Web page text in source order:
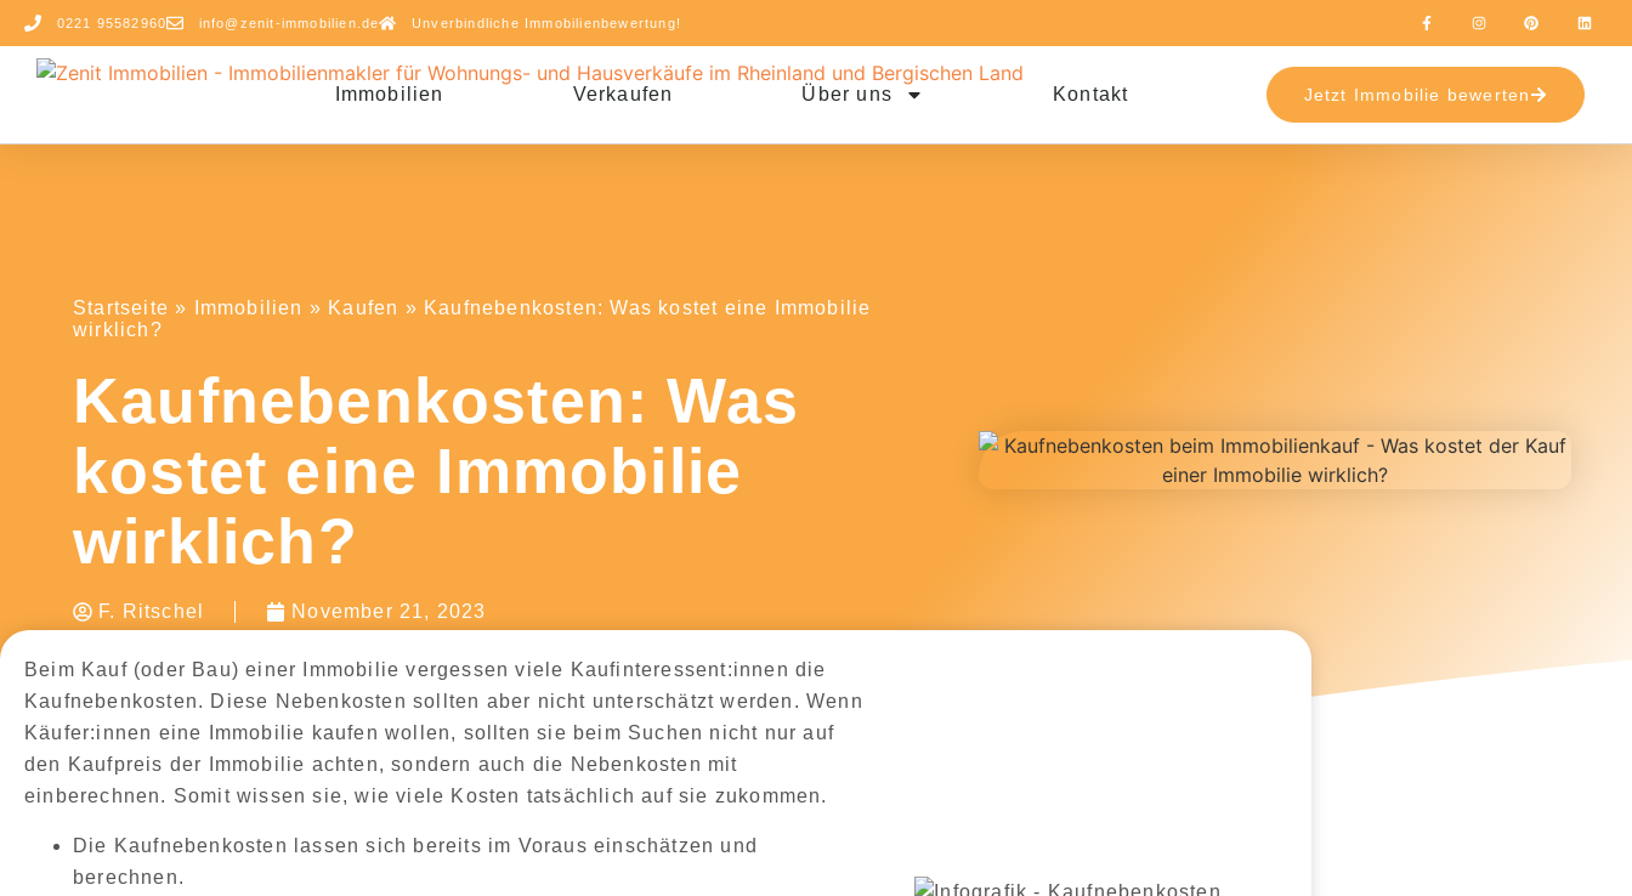
0221 95582960 info@zenit-immobilien.de Unverbindliche Immobilienbewertung!
Immobilien Verkaufen Über uns Kontakt Jetzt Immobilie bewerten
Startseite » Immobilien » Kaufen » Kaufnebenkosten: Was kostet eine Immobilie
wirklich?
Kaufnebenkosten: Was
kostet eine Immobilie
wirklich?
F. Ritschel November 21, 2023
Beim Kauf (oder Bau) einer Immobilie vergessen viele Kaufinteressent:innen die
Kaufnebenkosten. Diese Nebenkosten sollten aber nicht unterschätzt werden . Wenn
Käufer:innen eine Immobilie kaufen wollen, sollten sie beim Suchen nicht nur auf
den Kaufpreis der Immobilie achten, sondern auch die Nebenkosten mit
einberechnen. Somit wissen sie, wie viele Kosten tatsächlich auf sie zukommen.
Die Kaufnebenkosten
lassen sich bereits im Voraus einschätzen und
berechnen.